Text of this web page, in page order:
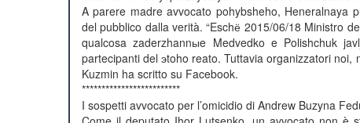
A parere madre avvocato pohybsheho, Heneralnaya
del pubblico dalla verità. “Eschё 2015/06/18 Ministro
qualcosa zaderzhannыe Medvedko e Polishchuk
partecipanti del эtoho reato. Tuttavia organizzatori
Kuzmin ha scritto su Facebook.
*************************
I sospetti avvocato per l’omicidio di Andrew Buzyna